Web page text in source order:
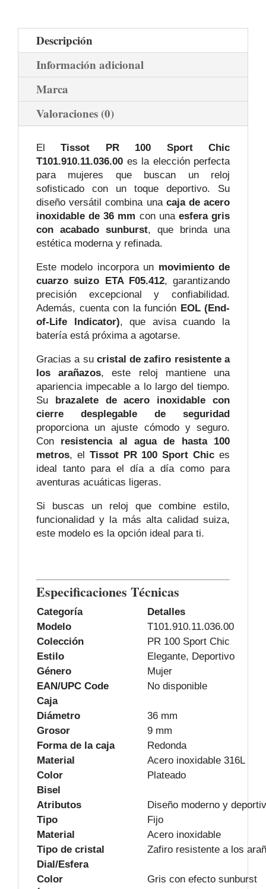
Descripción
Información adicional
Marca
Valoraciones (0)
ElTissot PR 100 Sport Chic
T101.910.11.036.00 es la elección perfecta
para mujeres que buscan un reloj
sofisticado con un toque deportivo. Su
diseño versátil combina una caja de acero
inoxidable de 36 mm con una esfera gris
con acabado sunburst, que brinda una
estética moderna y refinada.
Este modelo incorpora un movimiento de
cuarzo suizo ETA F05.412, garantizando
precisión excepcional y confiabilidad.
Además, cuenta con la función EOL (End-
of-Life Indicator), que avisa cuando la
batería está próxima a agotarse.
Gracias a su cristal de zafiro resistente a
los arañazos, este reloj mantiene una
apariencia impecable a lo largo del tiempo.
Su
brazalete de acero inoxidable con
cierre desplegable de seguridad
proporciona un ajuste cómodo y seguro.
Con resistencia al agua de hasta 100
metros, el Tissot PR 100 Sport Chic es
ideal tanto para el día a día como para
aventuras acuáticas ligeras.
Si buscas un reloj que combine estilo,
funcionalidad y la más alta calidad suiza,
este modelo es la opción ideal para ti.
Especificaciones Técnicas
Categoría
Detalles
Modelo
T101.910.11.036.00
Colección
PR 100 Sport Chic
Estilo
Elegante, Deportivo
Género
Mujer
EAN/UPC Code
No disponible
Caja
Diámetro
36 mm
Grosor
9 mm
Forma de la caja
Redonda
Material
Acero inoxidable 316L
Color
Plateado
Bisel
Atributos
Diseño moderno y
Tipo
Fijo
Material
Acero inoxidable
Tipo de cristal
Zafiro resistente a los
Dial/Esfera
Color
Gris con efecto sunburst